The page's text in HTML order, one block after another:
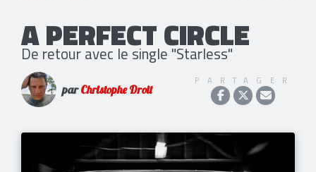
A PERFECT CIRCLE
De retour avec le single "Starless"
parChristophe Droit
PARTAGER